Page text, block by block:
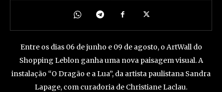
Entre os dias 06 de junho e 09 de agosto, o ArtWall do
Shopping Leblon ganha uma nova paisagem visual. A
instalação “O Dragão e a Lua”, da artista paulistana Sandra
Lapage, com curadoria de Christiane Laclau.